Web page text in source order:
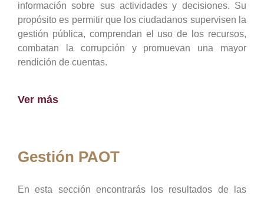
información sobre sus actividades y decisiones. Su
propósito es permitir que los ciudadanos supervisen la
gestión pública, comprendan el uso de los recursos,
combatan la corrupción y promuevan una mayor
rendición de cuentas.
Ver más
Gestión PAOT
En esta sección encontrarás los resultados de las